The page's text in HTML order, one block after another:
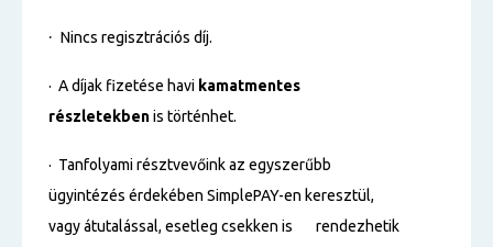
· Nincs regisztrációs díj.
· A díjak fizetése havi kamatmentes
részletekbenis történhet.
· Tanfolyami résztvevőink az egyszerűbb
ügyintézés érdekében SimplePAY-en keresztül,
vagy átutalással, esetleg csekken is rendezhetik